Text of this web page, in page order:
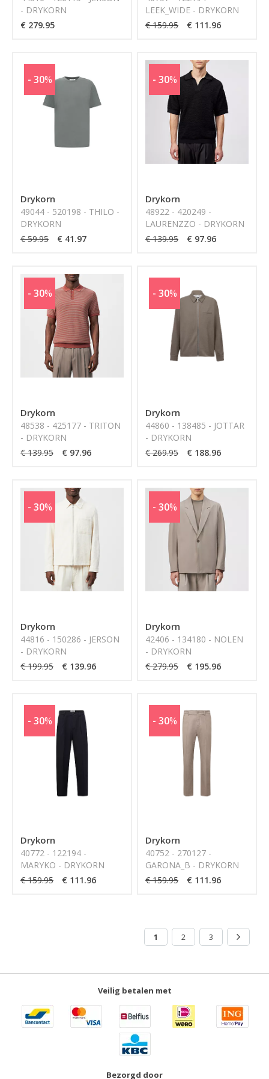
- DRYKORN
€ 279.95
LEEK_WIDE - DRYKORN
€ 159.95
€ 111.96
Drykorn
49044 - 520198 - THILO -
DRYKORN
€ 59.95
€ 41.97
- 30%
Drykorn
48922 - 420249 -
LAURENZZO - DRYKORN
€ 139.95
€ 97.96
- 30%
Drykorn
48538 - 425177 - TRITON
- DRYKORN
€ 139.95
€ 97.96
- 30%
Drykorn
44860 - 138485 - JOTTAR
- DRYKORN
€ 269.95
€ 188.96
- 30%
Drykorn
44816 - 150286 - JERSON
- DRYKORN
€ 199.95
€ 139.96
- 30%
Drykorn
42406 - 134180 - NOLEN
- DRYKORN
€ 279.95
€ 195.96
- 30%
Drykorn
40772 - 122194 -
MARYKO - DRYKORN
€ 159.95
€ 111.96
- 30%
Drykorn
40752 - 270127 -
GARONA_B - DRYKORN
€ 159.95
€ 111.96
- 30%
1 2 3
Veilig betalen met
Bezorgd door